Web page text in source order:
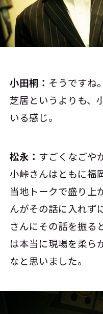
小田桐： そうですね
芝居というよりも、
いる感じ。
松永： すごくなごや
小峠さんはともに福
当地トークで盛り上
んがその話に入れず
さんにその話を振る
は本当に現場を柔ら
なと思いました。